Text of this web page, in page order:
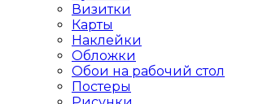
Визитки
Карты
Наклейки
Обложки
Обои на рабочий стол
Постеры